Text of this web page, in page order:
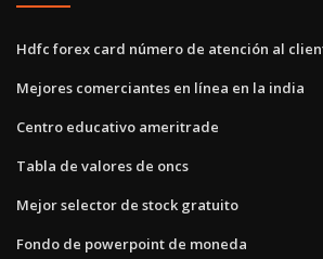
Hdfc forex card número de atención al
Mejores comerciantes en línea en la india
Centro educativo ameritrade
Tabla de valores de oncs
Mejor selector de stock gratuito
Fondo de powerpoint de moneda